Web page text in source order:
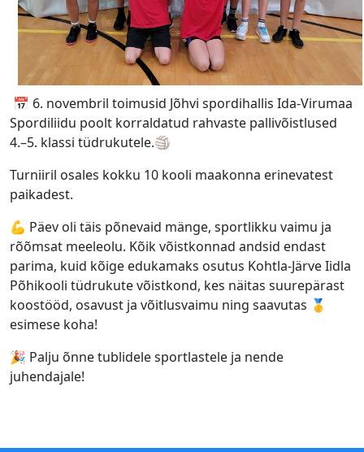
📅 6. novembril toimusid Jõhvi spordihallis Ida-Virumaa
Spordiliidu poolt korraldatud rahvaste pallivõistlused
4.–5. klassi tüdrukutele.🏐
Turniiril osales kokku 10 kooli maakonna erinevatest
paikadest.
💪 Päev oli täis põnevaid mänge, sportlikku vaimu ja
rõõmsat meeleolu. Kõik võistkonnad andsid endast
parima, kuid kõige edukamaks osutus Kohtla-Järve Iidla
Põhikooli tüdrukute võistkond, kes näitas suurepärast
koostööd, osavust ja võitlusvaimu ning saavutas 🥇
esimese koha!
🎉 Palju õnne tublidele sportlastele ja nende
juhendajale!